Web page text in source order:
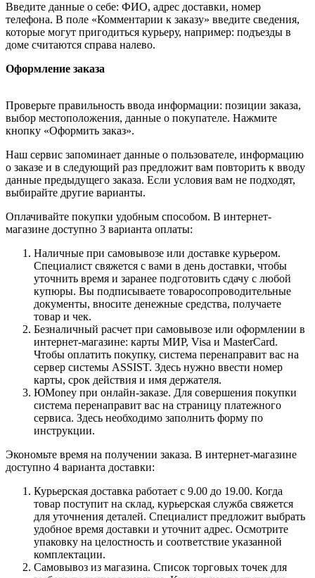
Введите данные о себе: ФИО, адрес доставки, номер
телефона. В поле «Комментарии к заказу» введите сведения,
которые могут пригодиться курьеру, например: подъезды в
доме считаются справа налево.
Оформление заказа
Проверьте правильность ввода информации: позиции заказа,
выбор местоположения, данные о покупателе. Нажмите
кнопку «Оформить заказ».
Наш сервис запоминает данные о пользователе, информацию
о заказе и в следующий раз предложит вам повторить к вводу
данные предыдущего заказа. Если условия вам не подходят,
выбирайте другие варианты.
Оплачивайте покупки удобным способом. В интернет-
магазине доступно 3 варианта оплаты:
Наличные при самовывозе или доставке курьером.
Специалист свяжется с вами в день доставки, чтобы
уточнить время и заранее подготовить сдачу с любой
купюры. Вы подписываете товаросопроводительные
документы, вносите денежные средства, получаете
товар и чек.
Безналичный расчет при самовывозе или оформлении в
интернет-магазине: карты МИР, Visa и MasterCard.
Чтобы оплатить покупку, система перенаправит вас на
сервер системы ASSIST. Здесь нужно ввести номер
карты, срок действия и имя держателя.
ЮMoney при онлайн-заказе. Для совершения покупки
система перенаправит вас на страницу платежного
сервиса. Здесь необходимо заполнить форму по
инструкции.
Экономьте время на получении заказа. В интернет-магазине
доступно 4 варианта доставки:
Курьерская доставка работает с 9.00 до 19.00. Когда
товар поступит на склад, курьерская служба свяжется
для уточнения деталей. Специалист предложит выбрать
удобное время доставки и уточнит адрес. Осмотрите
упаковку на целостность и соответствие указанной
комплектации.
Самовывоз из магазина. Список торговых точек для